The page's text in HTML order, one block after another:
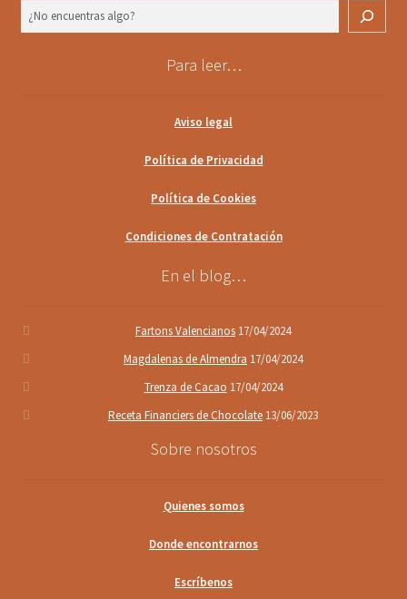
Para leer…
Aviso legal
Política de Privacidad
Política de Cookies
Condiciones de Contratación
En el blog…
Fartons Valencianos 17/04/2024
Magdalenas de Almendra 17/04/2024
Trenza de Cacao 17/04/2024
Receta Financiers de Chocolate 13/06/2023
Sobre nosotros
Quienes somos
Donde encontrarnos
Escríbenos